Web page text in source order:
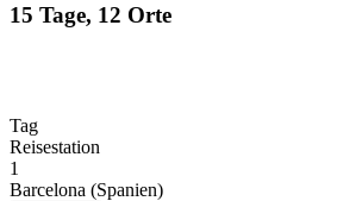
15 Tage, 12 Orte
Tag
Reisestation
1
Barcelona (Spanien)